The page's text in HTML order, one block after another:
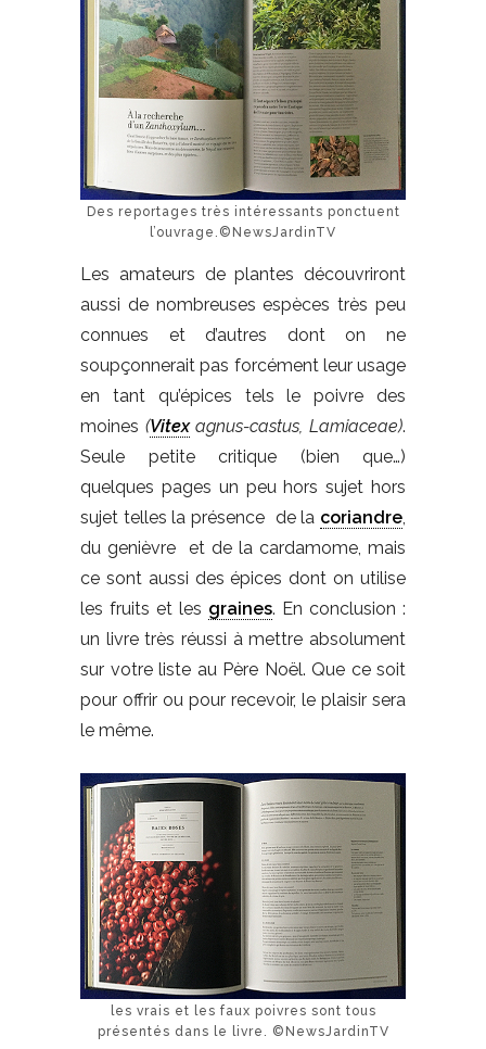
Des reportages très intéressants ponctuent
l’ouvrage.©NewsJardinTV
Les amateurs de plantes découvriront
aussi de nombreuses espèces très peu
connues et d’autres dont on ne
soupçonnerait pas forcément leur usage
en tant qu’épices tels le poivre des
moines (Vitexagnus-castus, Lamiaceae).
Seule petite critique (bien que…)
quelques pages un peu hors sujet hors
sujet telles la présence de la coriandre,
du genièvre et de la cardamome, mais
ce sont aussi des épices dont on utilise
les fruits et les graines. En conclusion :
un livre très réussi à mettre absolument
sur votre liste au Père Noël. Que ce soit
pour offrir ou pour recevoir, le plaisir sera
le même.
les vrais et les faux poivres sont tous
présentés dans le livre. ©NewsJardinTV